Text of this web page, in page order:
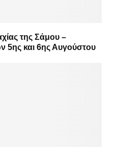
της Σάμου –
και 6ης Αυγούστου